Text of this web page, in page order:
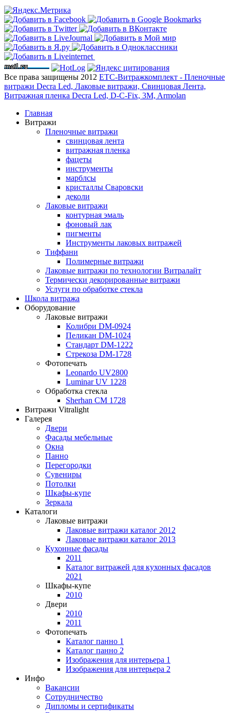
Все права защищены 2012 ЕТС-Витражкомплект - Пленочные
витражи Decra Led, Лаковые витражи, Свинцовая Лента,
Витражная пленка Decra Led, D-C-Fix, 3M, Armolan
Главная
Витражи
Пленочные витражи
свинцовая лента
витражная пленка
фацеты
инструменты
марблсы
кристаллы Сваровски
деколи
Лаковые витражи
контурная эмаль
фоновый лак
пигменты
Инструменты лаковых витражей
Тиффани
Полимерные витражи
Лаковые витражи по технологии Витралайт
Термически декорированные витражи
Услуги по обработке стекла
Школа витража
Оборудование
Лаковые витражи
Колибри DM-0924
Пеликан DM-1024
Стандарт DM-1222
Стрекоза DM-1728
Фотопечать
Leonardo UV2800
Luminar UV 1228
Обработка стекла
Sherhan CM 1728
Витражи Vitralight
Галерея
Двери
Фасады мебельные
Окна
Панно
Перегородки
Сувениры
Потолки
Шкафы-купе
Зеркала
Каталоги
Лаковые витражи
Лаковые витражи каталог 2012
Лаковые витражи каталог 2013
Кухонные фасады
2011
Каталог витражей для кухонных фасадов
2021
Шкафы-купе
2010
Двери
2010
2011
Фотопечать
Каталог панно 1
Каталог панно 2
Изображения для интерьера 1
Изображения для интерьера 2
Инфо
Вакансии
Сотрудничество
Дипломы и сертификаты